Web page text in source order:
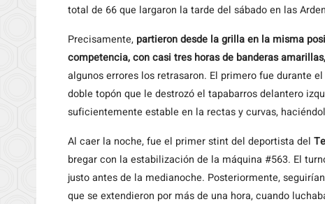
total de 66 que largaron la tarde del sábado en las
Precisamente, partieron desde la grilla en la misma
competencia, con casi tres horas de banderas
algunos errores los retrasaron. El primero fue durante
doble topón que le destrozó el tapabarros delantero
suficientemente estable en la rectas y curvas,
Al caer la noche, fue el primer stint del deportista del
bregar con la estabilización de la máquina #563. El
justo antes de la medianoche. Posteriormente,
que se extendieron por más de una hora, cuando